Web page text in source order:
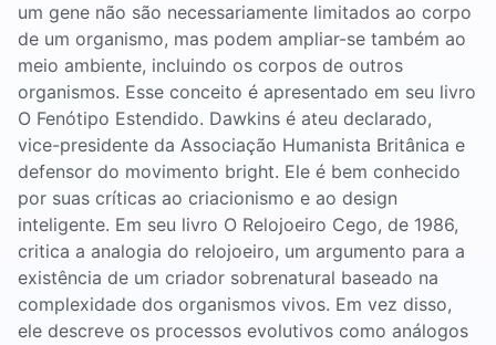
um gene não são necessariamente limitados ao corpo
de um organismo, mas podem ampliar-se também ao
meio ambiente, incluindo os corpos de outros
organismos. Esse conceito é apresentado em seu livro
O Fenótipo Estendido. Dawkins é ateu declarado,
vice-presidente da Associação Humanista Britânica e
defensor do movimento bright. Ele é bem conhecido
por suas críticas ao criacionismo e ao design
inteligente. Em seu livro O Relojoeiro Cego, de 1986,
critica a analogia do relojoeiro, um argumento para a
existência de um criador sobrenatural baseado na
complexidade dos organismos vivos. Em vez disso,
ele descreve os processos evolutivos como análogos